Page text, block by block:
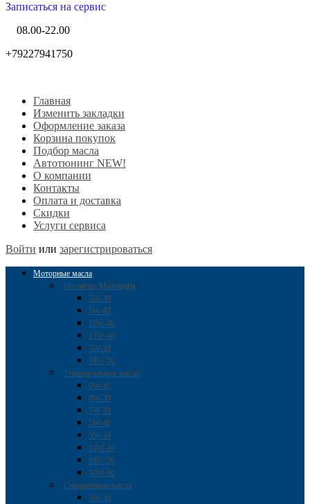
Записаться на сервис
08.00-22.00
+79227941750
Главная
Изменить закладки
Оформление заказа
Корзина покупок
Подбор масла
Автотюнинг NEW!
О компании
Контакты
Оплата и доставка
Скидки
Услуги сервиса
Войти или зарегистрироваться
Моторные масла
Молиген, Молибден
5W-30
5W-40
10W-40
15W-40
5W-50
10W-50
Универсальные масла
0W-40
0W-30
5W-30
5W-40
5W-50
10W-40
10W-50
10W-60
Специальные масла
5W-20